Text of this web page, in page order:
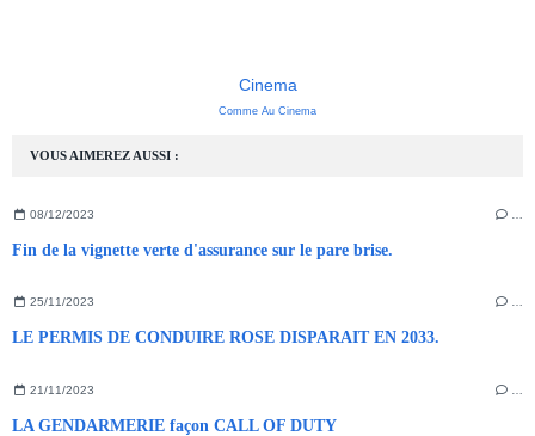
VOUS AIMEREZ AUSSI :
08/12/2023
Fin de la vignette verte d'assurance sur le pare brise.
25/11/2023
LE PERMIS DE CONDUIRE ROSE DISPARAIT EN 2033.
21/11/2023
LA GENDARMERIE façon CALL OF DUTY
Cinema
Comme Au Cinema